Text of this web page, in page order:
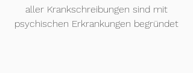
aller Krankschreibungen sind mit
psychischen Erkrankungen begründet